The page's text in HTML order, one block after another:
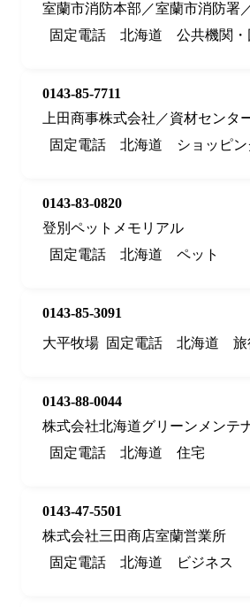
室蘭市消防本部／室蘭市消防署
固定電話
北海道 公共機関
0143-85-7711
上田商事株式会社／資材センタ
固定電話
北海道 ショッピ
0143-83-0820
登別ペットメモリアル
固定電話
北海道 ペット
0143-85-3091
大平牧場 固定電話 北海道 旅
0143-88-0044
株式会社北海道グリーンメンテ
固定電話
北海道 住宅
0143-47-5501
株式会社三田商店室蘭営業所
固定電話
北海道 ビジネス